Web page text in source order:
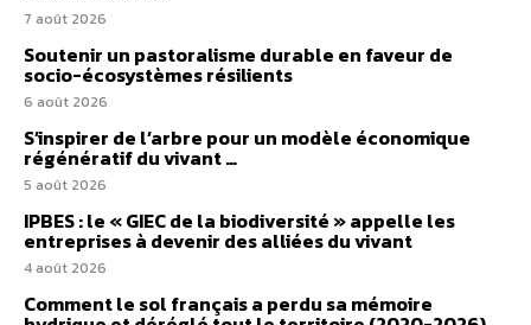
7 août 2026
Soutenir un pastoralisme durable en faveur de
socio-écosystèmes résilients
6 août 2026
S’inspirer de l’arbre pour un modèle économique
régénératif du vivant …
5 août 2026
IPBES : le « GIEC de la biodiversité » appelle les
entreprises à devenir des alliées du vivant
4 août 2026
Comment le sol français a perdu sa mémoire